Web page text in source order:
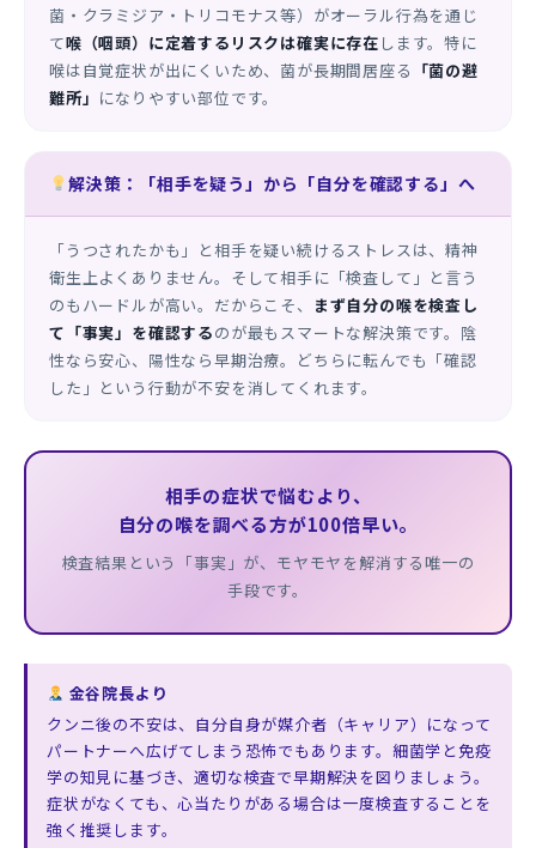
菌・クラミジア・トリコモナス等）がオーラル行為を通じ
て喉（咽頭）に定着するリスクは確実に存在 します。特に
喉は自覚症状が出にくいため、菌が長期間居座る 「菌の避
難所」 になりやすい部位です。
解決策：「相手を疑う」から「自分を確認する」へ
「うつされたかも」と相手を疑い続けるストレスは、精神
衛生上よくありません。そして相手に「検査して」と言う
のもハードルが高い。だからこそ、
まず自分の喉を検査し
て「事実」を確認するのが最もスマートな解決策です。陰
性なら安心、陽性なら早期治療。どちらに転んでも「確認
した」という行動が不安を消してくれます。
相手の症状で悩むより、
自分の喉を調べる方が100倍早い。
検査結果という「事実」が、モヤモヤを解消する唯一の
手段です。
金谷院長より
クンニ後の不安は、自分自身が媒介者（キャリア）になって
パートナーへ広げてしまう恐怖でもあります。細菌学と免疫
学の知見に基づき、適切な検査で早期解決を図りましょう。
症状がなくても、心当たりがある場合は一度検査することを
強く推奨します。